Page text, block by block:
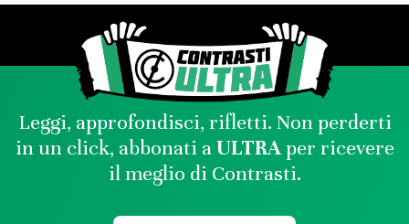
Leggi, approfondisci, rifletti. Non perderti
in un click, abbonati aULTRAper ricevere
il meglio di Contrasti.